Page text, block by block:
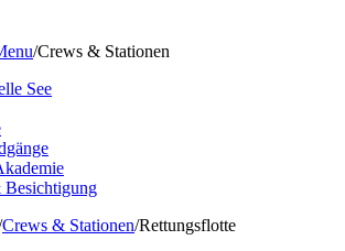
/Crews & Stationen
See
Crews & Stationen/Rettungsflotte